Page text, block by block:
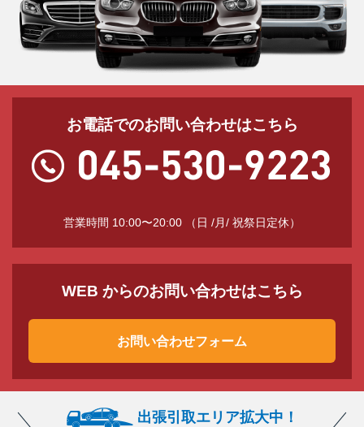
お電話でのお問い合わせはこちら
営業時間 10:00〜20:00 （日 /月/ 祝祭日定休）
WEB からのお問い合わせはこちら
お問い合わせフォーム
出張引取エリア拡大中！